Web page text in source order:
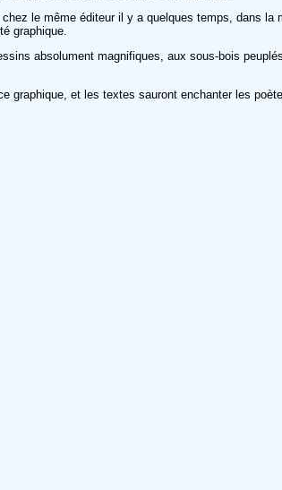
chez le même éditeur il y a quelques temps, dans la
graphique.
absolument magnifiques, aux sous-bois
graphique, et les textes sauront enchanter les